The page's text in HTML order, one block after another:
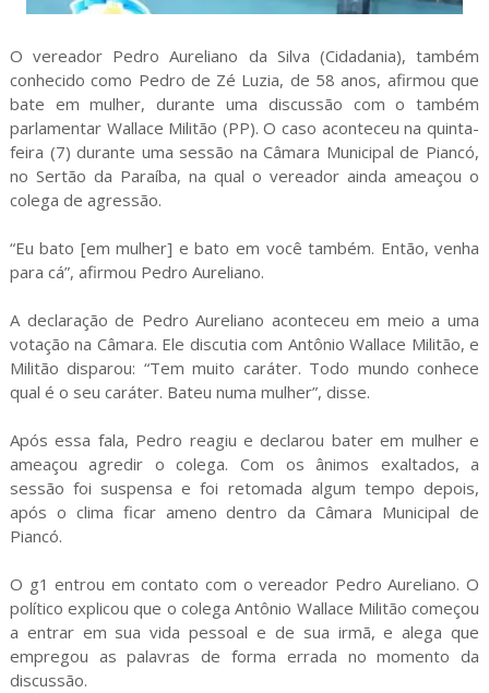
O vereador Pedro Aureliano da Silva (Cidadania), também
conhecido como Pedro de Zé Luzia, de 58 anos, afirmou que
bate em mulher, durante uma discussão com o também
parlamentar Wallace Militão (PP). O caso aconteceu na quinta-
feira (7) durante uma sessão na Câmara Municipal de Piancó,
no Sertão da Paraíba, na qual o vereador ainda ameaçou o
colega de agressão.
“Eu bato [em mulher] e bato em você também. Então, venha
para cá”, afirmou Pedro Aureliano.
A declaração de Pedro Aureliano aconteceu em meio a uma
votação na Câmara. Ele discutia com Antônio Wallace Militão, e
Militão disparou: “Tem muito caráter. Todo mundo conhece
qual é o seu caráter. Bateu numa mulher”, disse.
Após essa fala, Pedro reagiu e declarou bater em mulher e
ameaçou agredir o colega. Com os ânimos exaltados, a
sessão foi suspensa e foi retomada algum tempo depois,
após o clima ficar ameno dentro da Câmara Municipal de
Piancó.
O g1 entrou em contato com o vereador Pedro Aureliano. O
político explicou que o colega Antônio Wallace Militão começou
a entrar em sua vida pessoal e de sua irmã, e alega que
empregou as palavras de forma errada no momento da
discussão.